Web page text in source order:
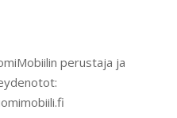
perustaja ja